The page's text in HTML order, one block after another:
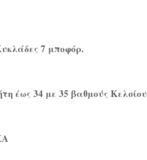
7 μποφόρ.
έως 34 με 35 βαθμούς